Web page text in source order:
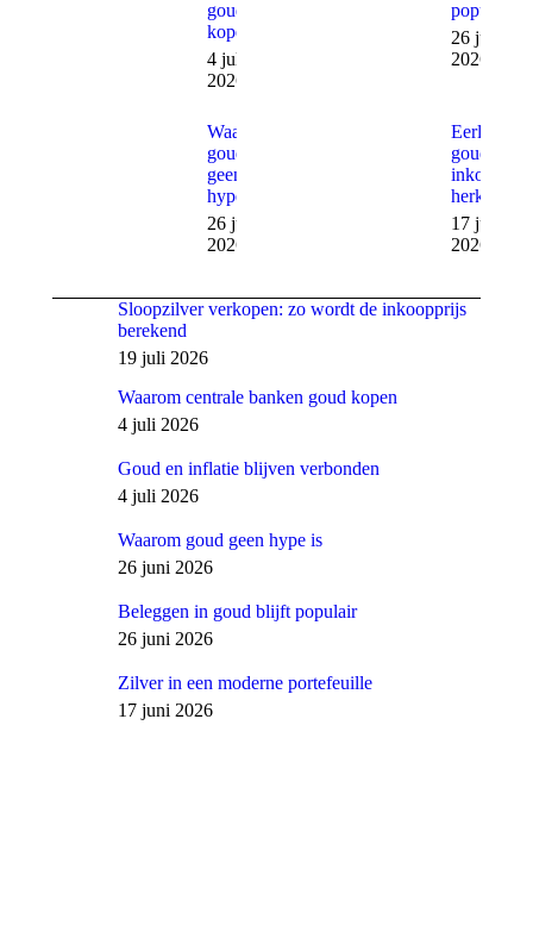
goud
kopen
4 juli
2026
populair
26 juni
2026
Waarom
goud
geen
hype is
26 juni
2026
Eerlijke
goud
inkoop
herkennen
17 juni
2026
Sloopzilver verkopen: zo wordt de inkoopprijs
berekend
19 juli 2026
Waarom centrale banken goud kopen
4 juli 2026
Goud en inflatie blijven verbonden
4 juli 2026
Waarom goud geen hype is
26 juni 2026
Beleggen in goud blijft populair
26 juni 2026
Zilver in een moderne portefeuille
17 juni 2026